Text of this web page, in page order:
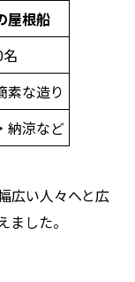
屋根船
素な造り
納涼など
広い人々へと広
した。